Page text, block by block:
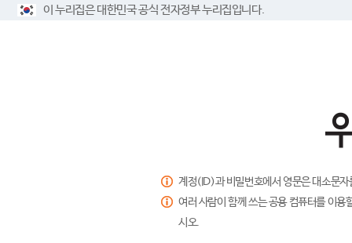
이 누리집은 대한민국 공식 전자정부 누리집입니다.
계정(ID)과 비밀번호에서 영문은 대소문
여러 사람이 함께 쓰는 공용 컴퓨터를 이
시오.